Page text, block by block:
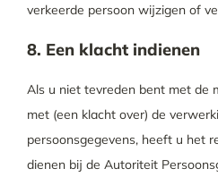
verkeerde persoon wijzigen of
8. Een klacht indienen
Als u niet tevreden bent met de
met (een klacht over) de
persoonsgegevens, heeft u het
dienen bij de Autoriteit